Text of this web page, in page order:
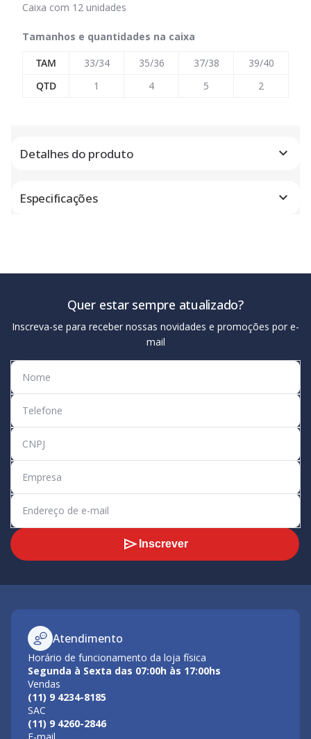
Caixa com 12 unidades
Tamanhos e quantidades na caixa
TAM
33/34 35/36 37/38
39/40
QTD
1 4 5 2
Detalhes do produto
Especificações
Quer estar sempre atualizado?
Inscreva-se para receber nossas novidades e promoções por e-
mail
Inscrever
Atendimento
Horário de funcionamento da loja física
Segunda à Sexta das 07:00h às 17:00hs
Vendas
(11) 9 4234-8185
SAC
(11) 9 4260-2846